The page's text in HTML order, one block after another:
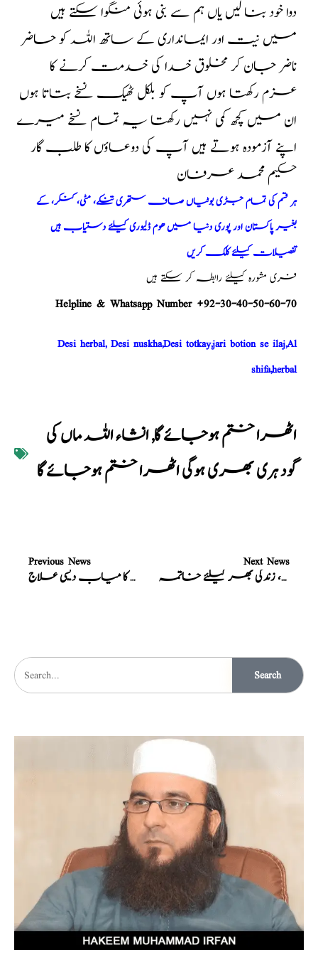
دوا خود بنا لیں یاں ہم سے بنی ہوئی منگوا سکتے ہیں
میں نیت اور ایمانداری کے ساتھ اللہ کو حاضر
ناضر جان کر مخلوق خدا کی خدمت کرنے کا
عزم رکھتا ہوں آپ کو بلکل ٹھیک نسخے بتاتا ہوں
ان میں کچھ کمی نہیں رکھتا یہ تمام نسخے میرے
اپنے آزمودہ ہوتے ہیں آپ کی دوعاؤں کا طلب گار
حکیم محمد عرفان
ہر قسم کی تمام جڑی بوٹیاں صاف ستھری تنکے، مٹی، کنکر، کے
بغیر پاکستان اور پوری دنیا میں ھوم ڈلیوری کیلئے دستیاب ہیں
تفصیلات کیلئے کلک کریں
فری مشورہ کیلئے رابطہ کر سکتے ہیں
Helpline & Whatsapp Number +92-30-40-50-60-70
Desi herbal, Desi nuskha,Desi totkay,jari botion se ilaj,Al
shifa,herbal
اٹھرا ختم ہوجائے گا,انشاء اللہ ماں کی
گود ہری بھری ہوگی اٹھرا ختم ہوجائے گا
Previous News
اٹھرا کا، سوفیصد کا میاب دیسی علاج
Next News
اٹھراہ کا، زندگی بھر کیلئے خاتمہ
Search